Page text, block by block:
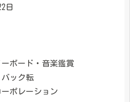
日
ボード・音楽鑑賞
ック転
ポレーション